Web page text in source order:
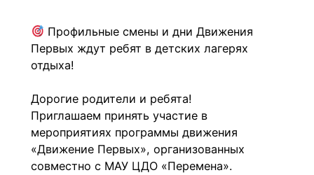
Профильные смены и дни Движения
Первых ждут ребят в детских лагерях
отдыха!
Дорогие родители и ребята!
Приглашаем принять участие в
мероприятиях программы движения
«Движение Первых», организованных
совместно с МАУ ЦДО «Перемена».